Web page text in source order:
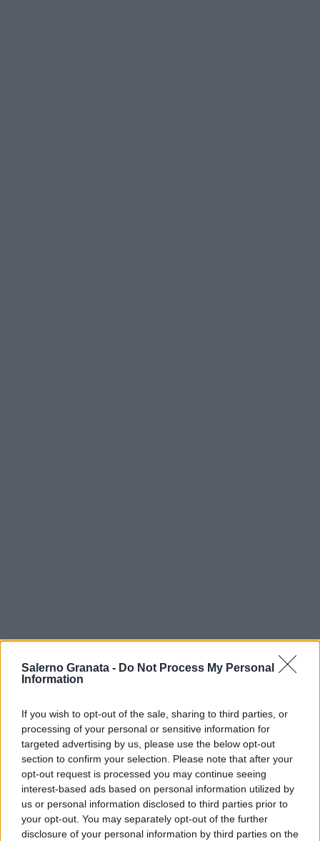
Salerno Granata - Do Not Process My Personal
Information
If you wish to opt-out of the sale, sharing to third parties, or
processing of your personal or sensitive information for
targeted advertising by us, please use the below opt-out
section to confirm your selection. Please note that after your
opt-out request is processed you may continue seeing
interest-based ads based on personal information utilized by
us or personal information disclosed to third parties prior to
your opt-out. You may separately opt-out of the further
disclosure of your personal information by third parties on the